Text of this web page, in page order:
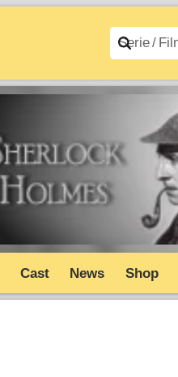
Filme A–Z
Cast News Shop